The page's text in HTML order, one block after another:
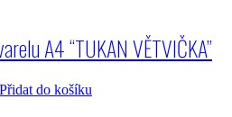
A4 “TUKAN VĚTVIČKA”
Přidat do košíku